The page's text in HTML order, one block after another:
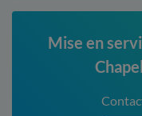
Mise en